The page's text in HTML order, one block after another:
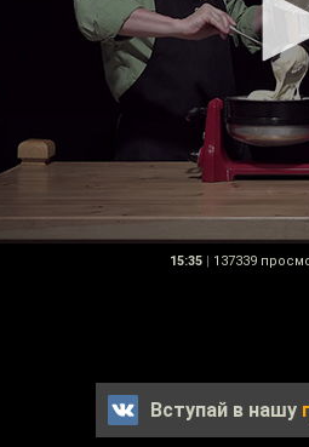
15:35 | 137339
Вступай в нашу